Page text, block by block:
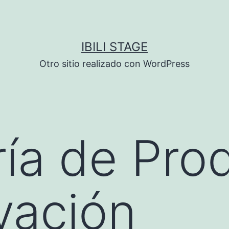
IBILI STAGE
Otro sitio realizado con WordPress
de